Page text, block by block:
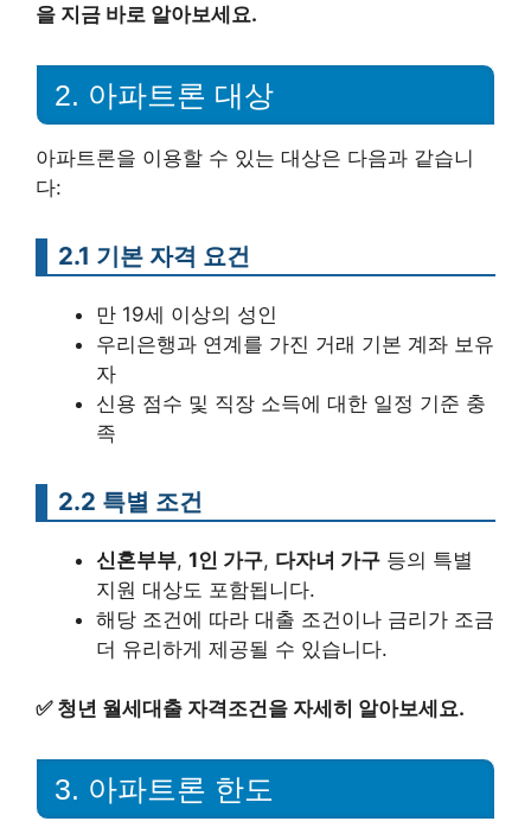
을 지금 바로 알아보세요.
2. 아파트론 대상
아파트론을 이용할 수 있는 대상은 다음과 같습니
다:
2.1 기본 자격 요건
만 19세 이상의 성인
우리은행과 연계를 가진 거래 기본 계좌 보유
자
신용 점수 및 직장 소득에 대한 일정 기준 충
족
2.2 특별 조건
신혼부부, 1인 가구, 다자녀 가구 등의 특별
지원 대상도 포함됩니다.
해당 조건에 따라 대출 조건이나 금리가 조금
더 유리하게 제공될 수 있습니다.
✅ 청년 월세대출 자격조건을 자세히 알아보세요.
3. 아파트론 한도